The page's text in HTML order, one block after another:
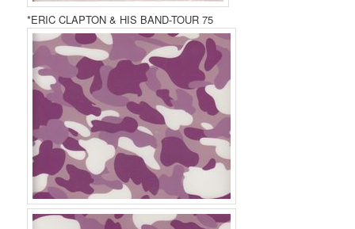
*ERIC CLAPTON & HIS BAND-TOUR 75